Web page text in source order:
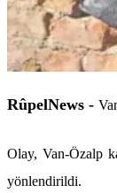
RûpelNews -
Olay, Van-Özalp
yönlendirildi.